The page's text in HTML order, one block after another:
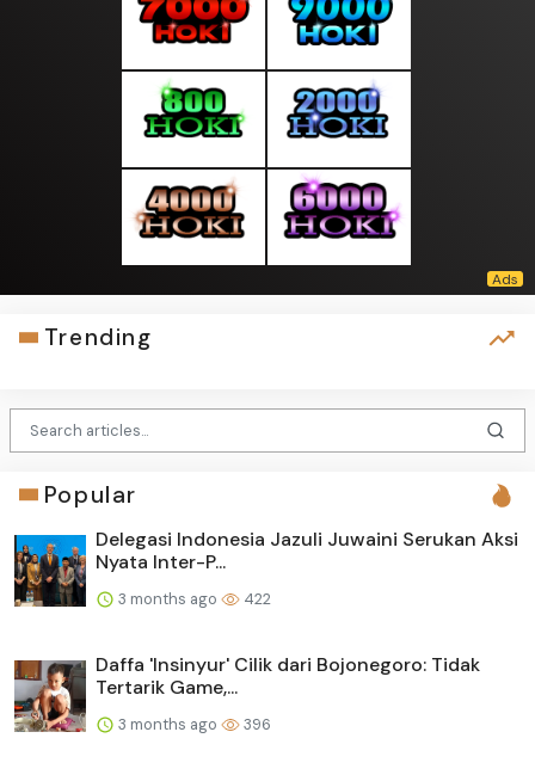
Trending
Popular
Delegasi Indonesia Jazuli Juwaini Serukan Aksi
Nyata Inter-P...
3 months ago 422
Daffa 'Insinyur' Cilik dari Bojonegoro: Tidak
Tertarik Game,...
3 months ago 396